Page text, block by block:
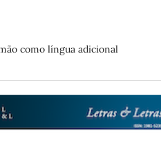
como língua adicional